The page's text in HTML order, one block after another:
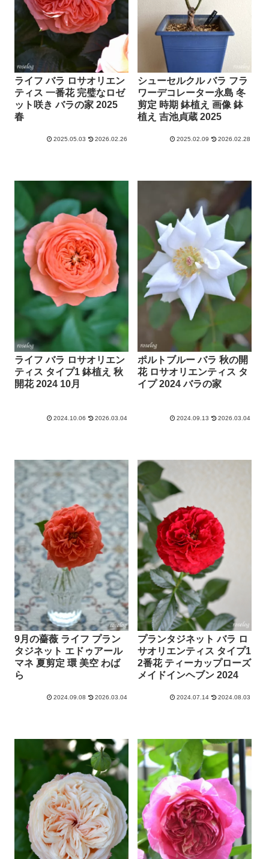
ライフ バラ ロサオリエン
ティス 一番花 完璧なロゼ
ット咲き バラの家 2025
春
2025.05.03 2026.02.26
シューセルクル バラ フラ
ワーデコレーター永島 冬
剪定 時期 鉢植え 画像 鉢
植え 吉池貞蔵 2025
2025.02.09 2026.02.28
ライフ バラ ロサオリエン
ティス タイプ1 鉢植え 秋
開花 2024 10月
2024.10.06 2026.03.04
ポルトブルー バラ 秋の開
花 ロサオリエンティス タ
イプ 2024 バラの家
2024.09.13 2026.03.04
9月の薔薇 ライフ プラン
タジネット エドゥアール
マネ 夏剪定 環 美空 わば
ら
2024.09.08 2026.03.04
プランタジネット バラ ロ
サオリエンティス タイプ1
2番花 ティーカップローズ
メイドインヘブン 2024
2024.07.14 2024.08.03